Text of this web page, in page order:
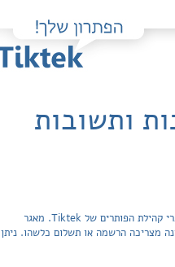
ותשובות
פה תוכלו למצוא בקלות ובחינם פתרונות מלאים ותשובות מפורטות לשאלות מהספר צורבא מרבנן - הלכות שבת / י. שטרן שהועלו על ידי חברי קהילת הפותרים של Tiktek. מאגר
לשאלות חפשית ואינה מצריכה הרשמה או תשלום כלשהו. ניתן